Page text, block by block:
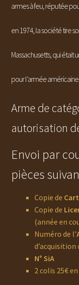
armes à feu, réputée
en 1974, la société tire
Massachusetts, qui
pour l’armée américaine.
Arme de
autorisation
Envoi par
pièces
Copie de
Copie de
(année en
Numéro de l’
d’acquisition
N° SiA
2 colis 25€